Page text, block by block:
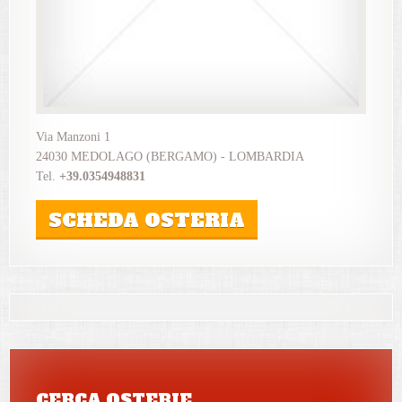
Via Manzoni 1
24030 MEDOLAGO (BERGAMO) - LOMBARDIA
Tel. +39.0354948831
SCHEDA OSTERIA